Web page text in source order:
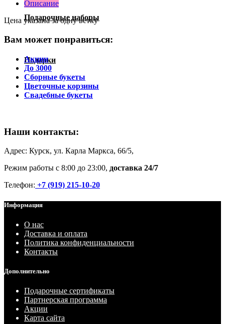
Подарочные наборы
Подарки
Описание
Цена указана за одну ветку
Вам может понравиться:
Акции
До 3000
Сборные букеты
Цветочные корзины
Свадебные букеты
Наши контакты:
Адрес: Курск, ул. Карла Маркса, 66/5,
Режим работы с 8:00 до 23:00, доставка 24/7
Телефон: +7 (919) 215-10-20
Информация
О нас
Доставка и оплата
Политика конфиденциальности
Контакты
Дополнительно
Подарочные сертификаты
Партнерская программа
Акции
Карта сайта